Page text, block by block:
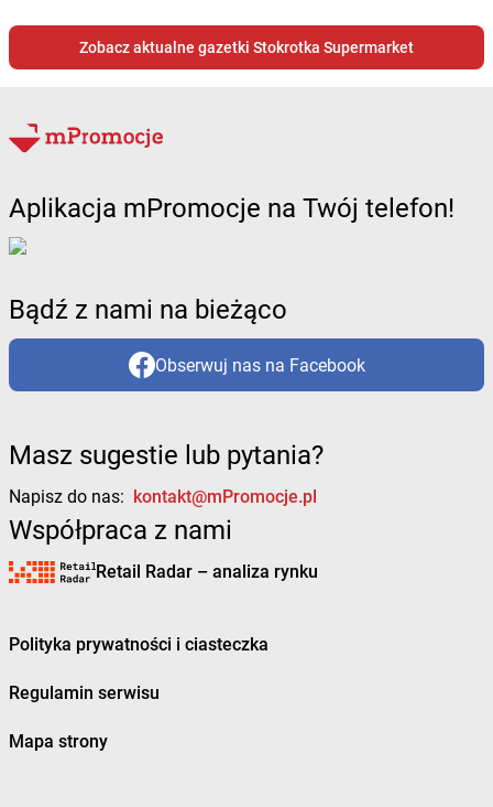
Zobacz aktualne gazetki Stokrotka Supermarket
Aplikacja mPromocje na Twój telefon!
Bądź z nami na bieżąco
Obserwuj nas na Facebook
Masz sugestie lub pytania?
Napisz do nas: kontakt@mPromocje.pl
Współpraca z nami
Retail Radar – analiza rynku
Polityka prywatności i ciasteczka
Regulamin serwisu
Mapa strony